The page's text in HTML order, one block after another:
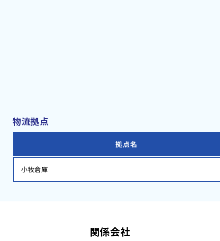
物流拠点
拠点名
小牧倉庫
関係会社